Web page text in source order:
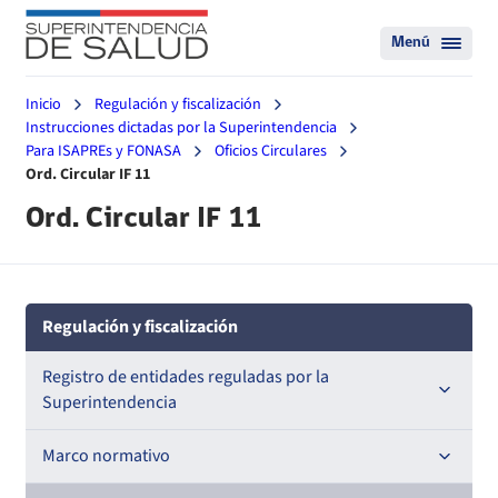
Menú
Inicio
Regulación y fiscalización
Instrucciones dictadas por la Superintendencia
Para ISAPREs y FONASA
Oficios Circulares
Ord. Circular IF 11
Ord. Circular IF 11
Regulación y fiscalización
Registro de entidades reguladas por la
Superintendencia
Registro de Prestadores Acreditados
Marco normativo